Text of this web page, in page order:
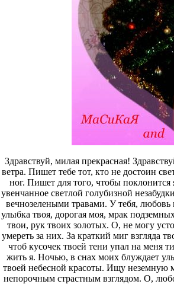
Здравствуй, милая прекрасная!
ветра. Пишет тебе тот, кто не достоин
ног. Пишет для того, чтобы поклонится
увенчанное светлой голубизной
вечнозелеными травами. У тебя, любовь
улыбка твоя, дорогая моя, мрак
твои, рук твоих золотых. О, не могу
умереть за них. За краткий миг взгляда
чтоб кусочек твоей тени упал на меня
жить я. Ночью, в снах моих блуждает
твоей небесной красоты. Ищу неземную
непорочным страстным взглядом. О,